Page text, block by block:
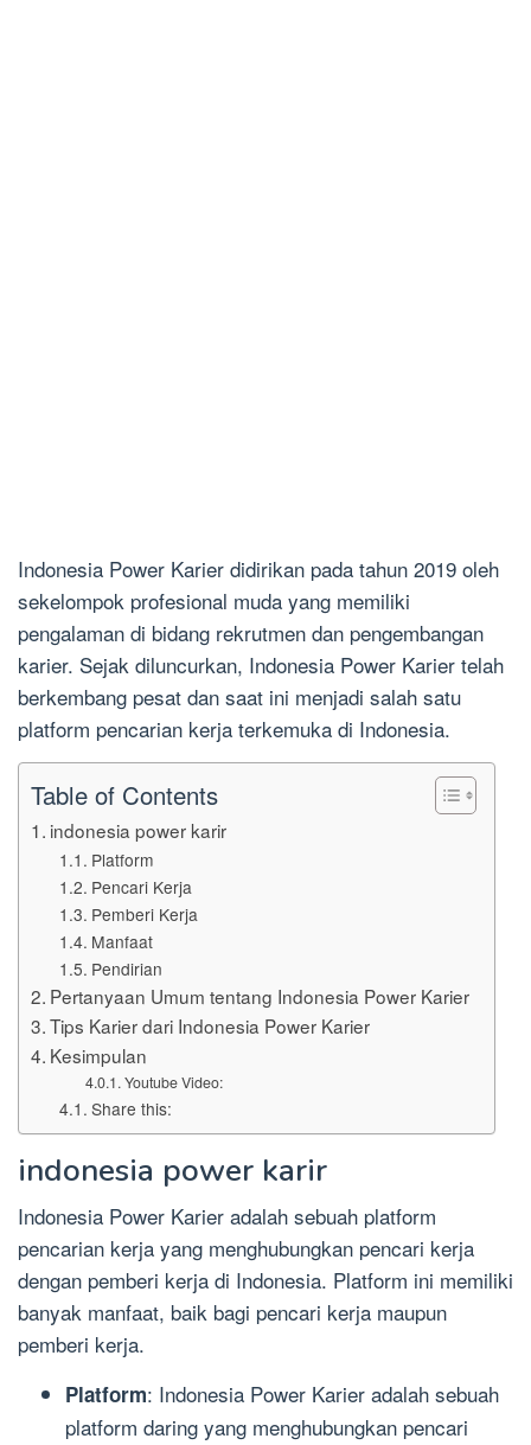
Indonesia Power Karier didirikan pada tahun 2019 oleh
sekelompok profesional muda yang memiliki
pengalaman di bidang rekrutmen dan pengembangan
karier. Sejak diluncurkan, Indonesia Power Karier telah
berkembang pesat dan saat ini menjadi salah satu
platform pencarian kerja terkemuka di Indonesia.
Table of Contents
indonesia power karir
Platform
Pencari Kerja
Pemberi Kerja
Manfaat
Pendirian
Pertanyaan Umum tentang Indonesia Power Karier
Tips Karier dari Indonesia Power Karier
Kesimpulan
Youtube Video:
Share this:
indonesia power karir
Indonesia Power Karier adalah sebuah platform
pencarian kerja yang menghubungkan pencari kerja
dengan pemberi kerja di Indonesia. Platform ini memiliki
banyak manfaat, baik bagi pencari kerja maupun
pemberi kerja.
Platform: Indonesia Power Karier adalah sebuah
platform daring yang menghubungkan pencari